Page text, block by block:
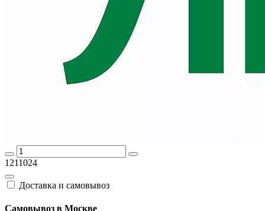
1211024
Доставка и самовывоз
Самовывоз в Москве